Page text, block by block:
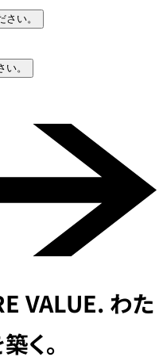
い。
。
VALUE. わた
く。